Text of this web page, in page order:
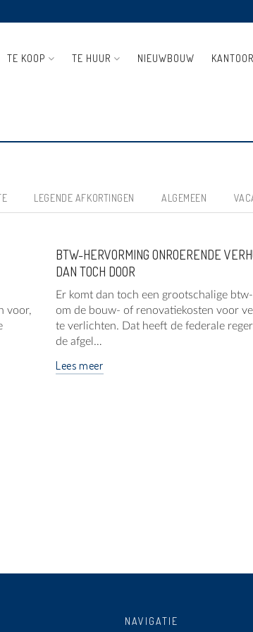
TE KOOP TE HUUR NIEUWBOUW KANTOOR
LEGENDE AFKORTINGEN ALGEMEEN
voor,
BTW-HERVORMING ONROERENDE
DAN TOCH DOOR
Er komt dan toch een grootschalige
om de bouw- of renovatiekosten voor
te verlichten. Dat heeft de federale
de afgel…
Lees meer
NAVIGATIE